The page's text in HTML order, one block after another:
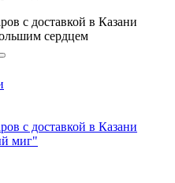
сердцем
миг"